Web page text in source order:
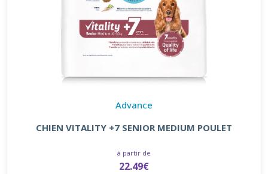
Advance
CHIEN VITALITY +7 SENIOR MEDIUM POULET
à partir de
22.49€